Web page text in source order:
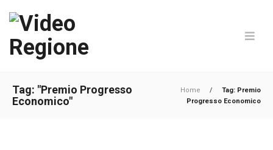
Tag: "Premio Progresso
Economico"
Home /
Tag: Premio
Progresso Economico